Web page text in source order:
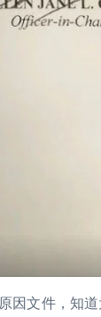
文件，知